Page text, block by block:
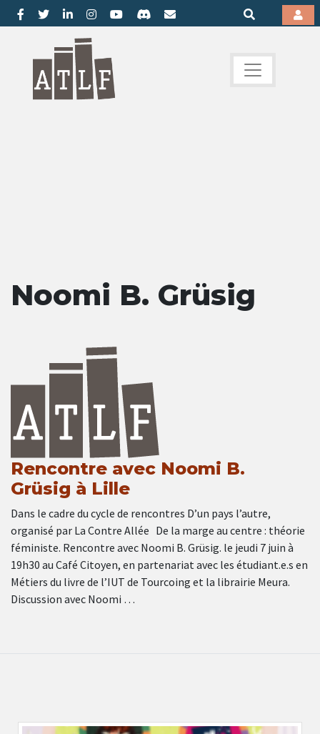
Noomi B. Grüsig
Rencontre avec Noomi B.
Grüsig à Lille
Dans le cadre du cycle de rencontres D’un pays l’autre,
organisé par La Contre Allée De la marge au centre : théorie
féministe. Rencontre avec Noomi B. Grüsig. le jeudi 7 juin à
19h30 au Café Citoyen, en partenariat avec les étudiant.e.s en
Métiers du livre de l’IUT de Tourcoing et la librairie Meura.
Discussion avec Noomi …